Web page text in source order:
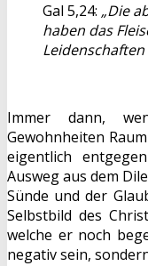
Gal 5,24: „Die
haben das
Immer dann,
Gewohnheiten
eigentlich
Ausweg aus dem
Sünde und der
Selbstbild des
welche er noch
negativ sein,